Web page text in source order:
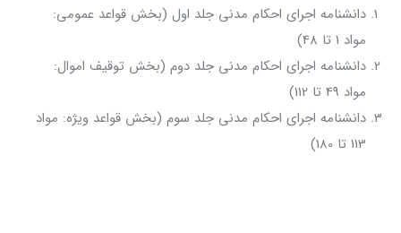
دانشنامه اجرای احکام مدنی جلد اول (بخش قواعد عمومی:
مواد 1 تا 48)
دانشنامه اجرای احکام مدنی جلد دوم (بخش توقیف اموال:
مواد 49 تا 112)
دانشنامه اجرای احکام مدنی جلد سوم (بخش قواعد ویژه: مواد
113 تا 180)